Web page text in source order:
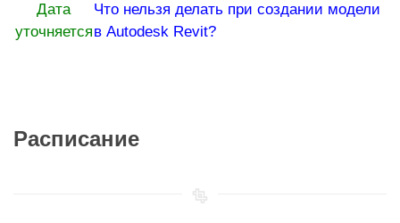
Дата
уточняется
Что нельзя делать при создании модели
в Autodesk Revit?
Расписание